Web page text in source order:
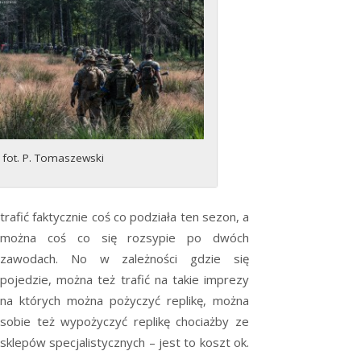
fot. P. Tomaszewski
trafić faktycznie coś co podziała ten sezon, a
można coś co się rozsypie po dwóch
zawodach. No w zależności gdzie się
pojedzie, można też trafić na takie imprezy
na których można pożyczyć replikę, można
sobie też wypożyczyć replikę chociażby ze
sklepów specjalistycznych – jest to koszt ok.